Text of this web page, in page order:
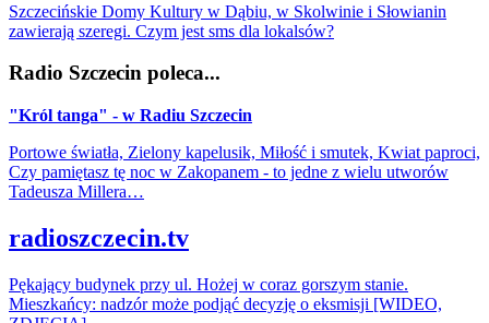
Szczecińskie Domy Kultury w Dąbiu, w Skolwinie i Słowianin
zawierają szeregi. Czym jest sms dla lokalsów?
Radio Szczecin poleca...
"Król tanga" - w Radiu Szczecin
Portowe światła, Zielony kapelusik, Miłość i smutek, Kwiat paproci,
Czy pamiętasz tę noc w Zakopanem - to jedne z wielu utworów
Tadeusza Millera…
radioszczecin.tv
Pękający budynek przy ul. Hożej w coraz gorszym stanie.
Mieszkańcy: nadzór może podjąć decyzję o eksmisji [WIDEO,